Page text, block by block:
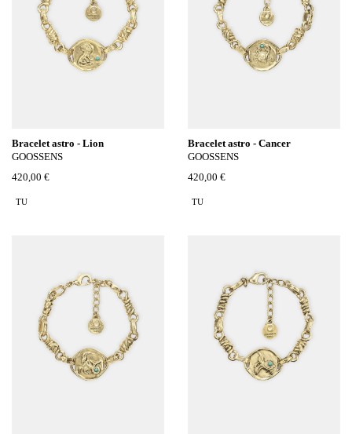
Bracelet astro - Lion
GOOSSENS
420,00 €
TU
Bracelet astro - Cancer
GOOSSENS
420,00 €
TU